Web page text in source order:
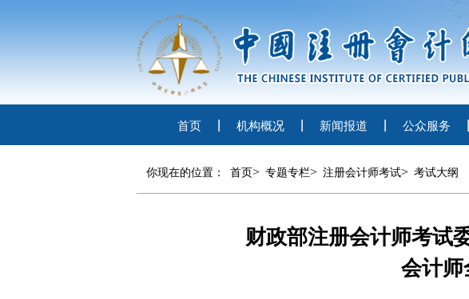
首页 机构概况 新闻报道 公众服务
你现在的位置： 首页> 专题专栏> 注册会计师考试> 考试大纲
财政部注册会计师考试
会计师